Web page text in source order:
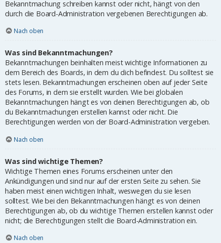
Bekanntmachung schreiben kannst oder nicht, hängt von den
durch die Board-Administration vergebenen Berechtigungen ab.
Nach oben
Was sind Bekanntmachungen?
Bekanntmachungen beinhalten meist wichtige Informationen zu
dem Bereich des Boards, in dem du dich befindest. Du solltest sie
stets lesen. Bekanntmachungen erscheinen oben auf jeder Seite
des Forums, in dem sie erstellt wurden. Wie bei globalen
Bekanntmachungen hängt es von deinen Berechtigungen ab, ob
du Bekanntmachungen erstellen kannst oder nicht. Die
Berechtigungen werden von der Board-Administration vergeben.
Nach oben
Was sind wichtige Themen?
Wichtige Themen eines Forums erscheinen unter den
Ankündigungen und sind nur auf der ersten Seite zu sehen. Sie
haben meist einen wichtigen Inhalt, weswegen du sie lesen
solltest. Wie bei den Bekanntmachungen hängt es von deinen
Berechtigungen ab, ob du wichtige Themen erstellen kannst oder
nicht; die Berechtigungen stellt die Board-Administration ein.
Nach oben